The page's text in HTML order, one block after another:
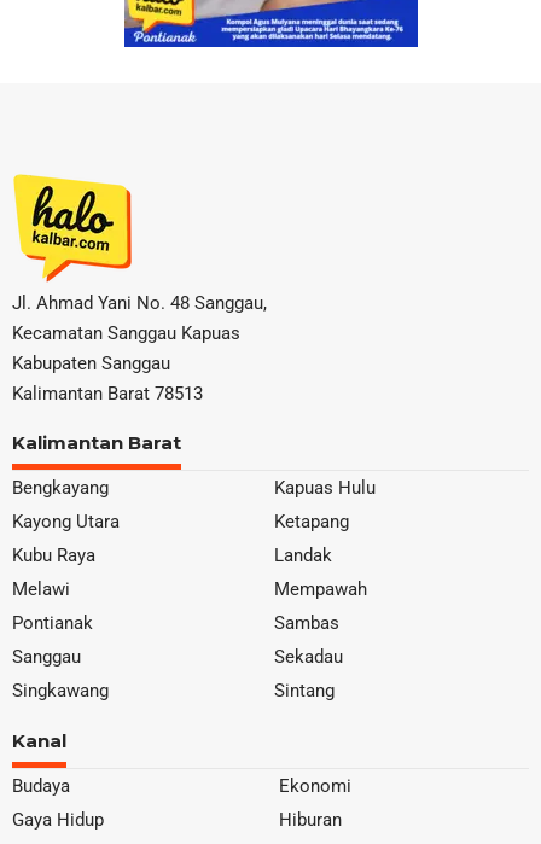
Jl. Ahmad Yani No. 48 Sanggau,
Kecamatan Sanggau Kapuas
Kabupaten Sanggau
Kalimantan Barat 78513
Kalimantan Barat
Bengkayang
Kapuas Hulu
Kayong Utara
Ketapang
Kubu Raya
Landak
Melawi
Mempawah
Pontianak
Sambas
Sanggau
Sekadau
Singkawang
Sintang
Kanal
Budaya
Ekonomi
Gaya Hidup
Hiburan